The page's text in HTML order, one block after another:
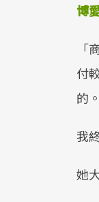
博
付
的
我
她